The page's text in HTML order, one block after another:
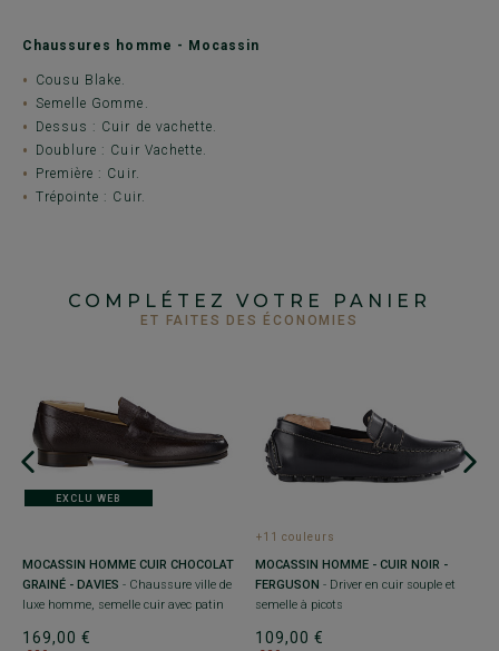
Chaussures homme - Mocassin
Cousu Blake.
Semelle Gomme.
Dessus : Cuir de vachette.
Doublure : Cuir Vachette.
Première : Cuir.
Trépointe : Cuir.
COMPLÉTEZ VOTRE PANIER
ET FAITES DES ÉCONOMIES
EXCLU WEB
MOCASSIN HOMME CUIR CHOCOLAT
GRAINÉ - DAVIES - Chaussure ville de
luxe homme, semelle cuir avec patin
169,00 €
+11 couleurs
MOCASSIN HOMME - CUIR NOIR -
FERGUSON - Driver en cuir souple et
semelle à picots
109,00 €